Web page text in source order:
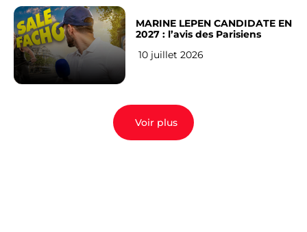
MARINE LEPEN CANDIDATE EN
2027 : l’avis des Parisiens
10 juillet 2026
Voir plus